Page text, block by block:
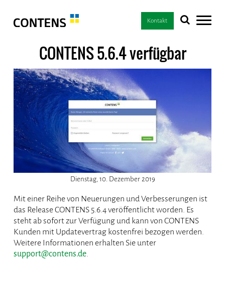
Kontakt
CONTENS 5.6.4 verfügbar
Dienstag, 10. Dezember 2019
Mit einer Reihe von Neuerungen und Verbesserungen ist
das Release CONTENS 5.6.4 veröffentlicht worden. Es
steht ab sofort zur Verfügung und kann von CONTENS
Kunden mit Updatevertrag kostenfrei bezogen werden.
Weitere Informationen erhalten Sie unter
support@contens.de.